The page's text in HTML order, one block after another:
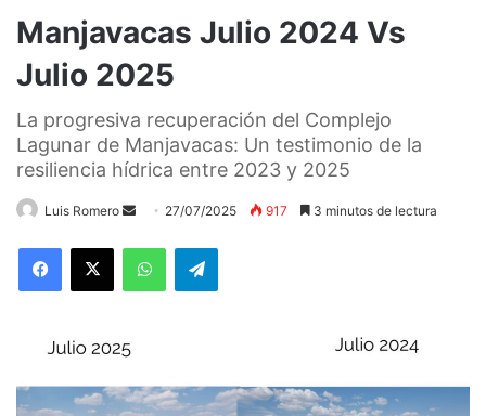
Manjavacas Julio 2024 Vs
Julio 2025
La progresiva recuperación del Complejo
Lagunar de Manjavacas: Un testimonio de la
resiliencia hídrica entre 2023 y 2025
Luis Romero
Send
email
27/07/2025 917 3 minutos de lectura
WhatsAppTelegram